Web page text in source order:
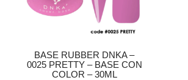
BASE RUBBER DNKA –
0025 PRETTY – BASE CON
COLOR – 30ML